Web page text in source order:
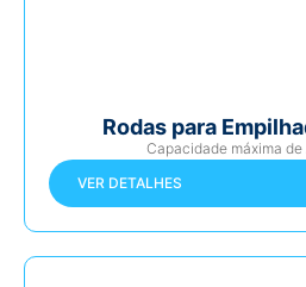
Rodas para
Capacidade máxima de
VER DETALHES